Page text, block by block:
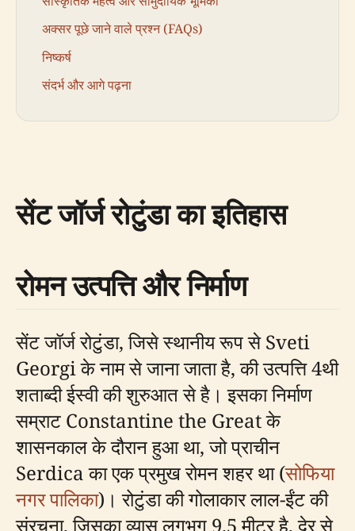
अक्सर पूछे जाने वाले प्रश्न (FAQs)
निष्कर्ष
संदर्भ और आगे पढ़ना
सेंट जॉर्ज रोटुंडा का इतिहास
रोमन उत्पत्ति और निर्माण
सेंट जॉर्ज रोटुंडा, जिसे स्थानीय रूप से Sveti
Georgi के नाम से जाना जाता है, की उत्पत्ति 4थी
शताब्दी ईस्वी की शुरुआत से है। इसका निर्माण
सम्राट Constantine the Great के
शासनकाल के दौरान हुआ था, जो प्राचीन
Serdica का एक प्रमुख रोमन शहर था (सोफिया
नगर पालिका)। रोटुंडा की गोलाकार लाल-ईंट की
संरचना, जिसका व्यास लगभग 9.5 मीटर है, देर से